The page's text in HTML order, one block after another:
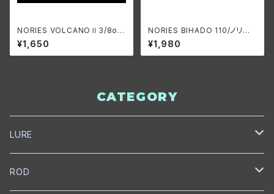
NORIES VOLCANOⅡ3/8o
z./ノリーズ ボルケーノⅡ3/8o
z.
¥1,650
NORIES BIHADO 110/ノリー
ズ ビハドウ 110
¥1,980
CATEGORY
LURE
NORIES
ROD